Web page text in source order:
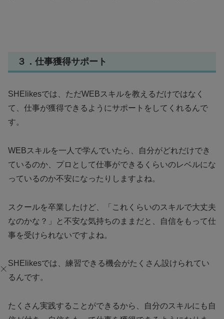
３．仕事獲得サポート
SHElikesでは、ただWEBスキルを教えるだけではなく
て、仕事が獲得できるようにサポートをしてくれるんで
す。
WEBスキルを一人で学んでいたら、自分がどれだけでき
ているのか、プロとして仕事ができるくらいのレベルにな
っているのか不安になったりしますよね。
スクールを卒業したけど、「これくらいのスキルで大丈夫
なのかな？」と不安な気持ちのままだと、自信をもって仕
事を受けられないですよね。
SHElikesでは、練習できる機会がたくさん設けられてい
るんです。
たくさん実践することができるから、自分のスキルにも自